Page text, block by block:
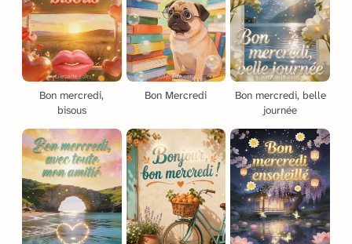
Bon mercredi,
bisous
Bon Mercredi
Bon mercredi, belle
journée